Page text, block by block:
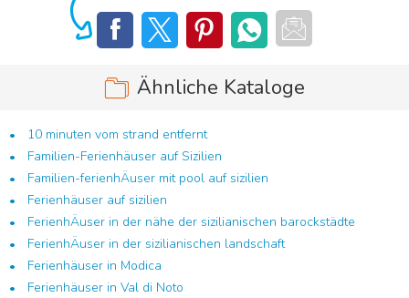
Ähnliche Kataloge
10 minuten vom strand entfernt
Familien-Ferienhäuser auf Sizilien
Familien-ferienhÄuser mit pool auf sizilien
Ferienhäuser auf sizilien
FerienhÄuser in der nähe der sizilianischen barockstädte
FerienhÄuser in der sizilianischen landschaft
Ferienhäuser in Modica
Ferienhäuser in Val di Noto